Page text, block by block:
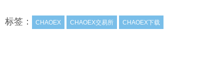
标签： CHAOEX CHAOEX交易所 CHAOEX下载